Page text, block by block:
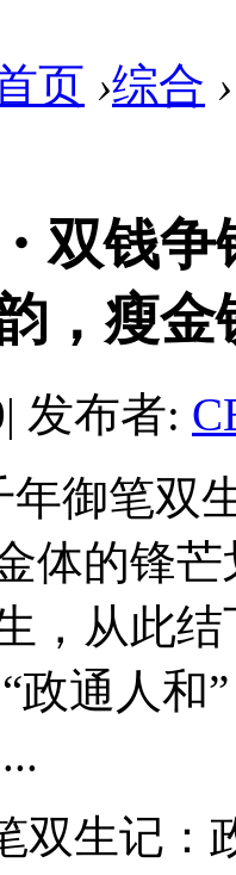
页 ›综合 ›
双钱
，瘦
| 发布者:
笔双生
的锋芒
，从此
政通人和
生记：